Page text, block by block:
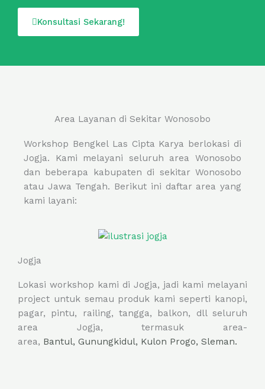
Konsultasi Sekarang!
Area Layanan di Sekitar Wonosobo
Workshop Bengkel Las Cipta Karya berlokasi di
Jogja. Kami melayani seluruh area Wonosobo
dan beberapa kabupaten di sekitar Wonosobo
atau Jawa Tengah. Berikut ini daftar area yang
kami layani:
Jogja
Lokasi workshop kami di Jogja, jadi kami melayani
project untuk semau produk kami seperti kanopi,
pagar, pintu, railing, tangga, balkon, dll seluruh
area Jogja, termasuk area-
area, Bantul, Gunungkidul, Kulon Progo, Sleman.